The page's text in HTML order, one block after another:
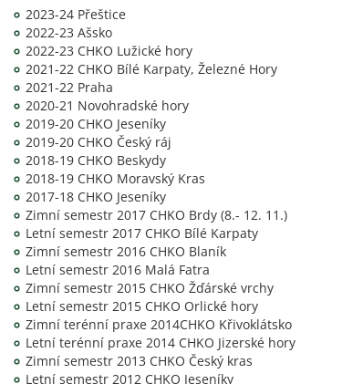
2023-24 Přeštice
2022-23 Ašsko
2022-23 CHKO Lužické hory
2021-22 CHKO Bílé Karpaty, Železné Hory
2021-22 Praha
2020-21 Novohradské hory
2019-20 CHKO Jeseníky
2019-20 CHKO Český ráj
2018-19 CHKO Beskydy
2018-19 CHKO Moravský Kras
2017-18 CHKO Jeseníky
Zimní semestr 2017 CHKO Brdy (8.- 12. 11.)
Letní semestr 2017 CHKO Bílé Karpaty
Zimní semestr 2016 CHKO Blaník
Letní semestr 2016 Malá Fatra
Zimní semestr 2015 CHKO Žďárské vrchy
Letní semestr 2015 CHKO Orlické hory
Zimní terénní praxe 2014CHKO Křivoklátsko
Letní terénní praxe 2014 CHKO Jizerské hory
Zimní semestr 2013 CHKO Český kras
Letní semestr 2012 CHKO Jeseníky